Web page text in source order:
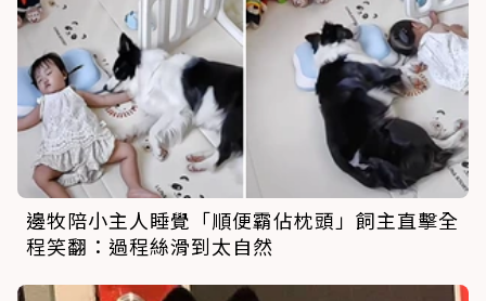
邊牧陪小主人睡覺「順便霸佔枕頭」飼主直擊全
程笑翻：過程絲滑到太自然